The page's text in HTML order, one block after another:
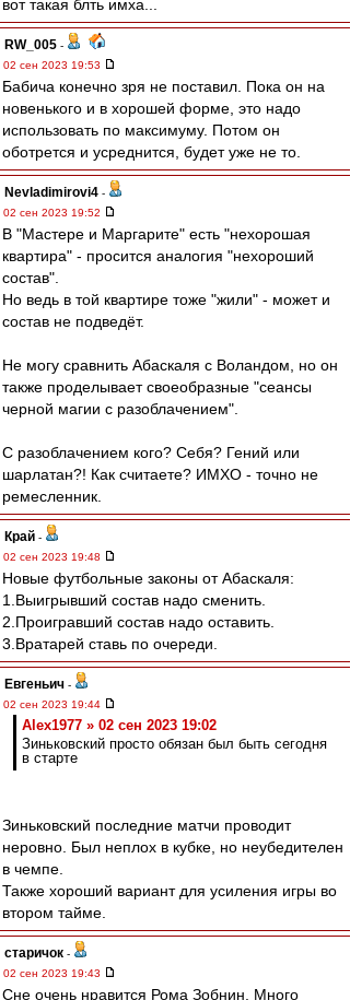
вот такая блть имха...
RW_005 -
02 сен 2023 19:53
Бабича конечно зря не поставил. Пока он на
новенького и в хорошей форме, это надо
использовать по максимуму. Потом он
оботрется и усреднится, будет уже не то.
Nevladimirovi4 -
02 сен 2023 19:52
В "Мастере и Маргарите" есть "нехорошая
квартира" - просится аналогия "нехороший
состав".
Но ведь в той квартире тоже "жили" - может и
состав не подведёт.
Не могу сравнить Абаскаля с Воландом, но он
также проделывает своеобразные "сеансы
черной магии с разоблачением".
С разоблачением кого? Себя? Гений или
шарлатан?! Как считаете? ИМХО - точно не
ремесленник.
Край -
02 сен 2023 19:48
Новые футбольные законы от Абаскаля:
1.Выигрывший состав надо сменить.
2.Проигравший состав надо оставить.
3.Вратарей ставь по очереди.
Евгеньич -
02 сен 2023 19:44
Alex1977 » 02 сен 2023 19:02
Зиньковский просто обязан был быть сегодня
в старте
Зиньковский последние матчи проводит
неровно. Был неплох в кубке, но неубедителен
в чемпе.
Также хороший вариант для усиления игры во
втором тайме.
старичок -
02 сен 2023 19:43
Сне очень нравится Рома Зобнин. Много